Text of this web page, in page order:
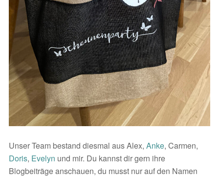
Unser Team bestand diesmal aus Alex, Anke, Carmen,
Doris, Evelyn und mir. Du kannst dir gern ihre
Blogbeiträge anschauen, du musst nur auf den Namen